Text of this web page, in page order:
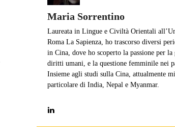
Maria Sorrentino
Laureata in Lingue e Civiltà Orientali
Roma La Sapienza, ho trascorso diversi
in Cina, dove ho scoperto la passione per
diritti umani, e la questione femminile nei
Insieme agli studi sulla Cina, attualmente
particolare di India, Nepal e Myanmar.